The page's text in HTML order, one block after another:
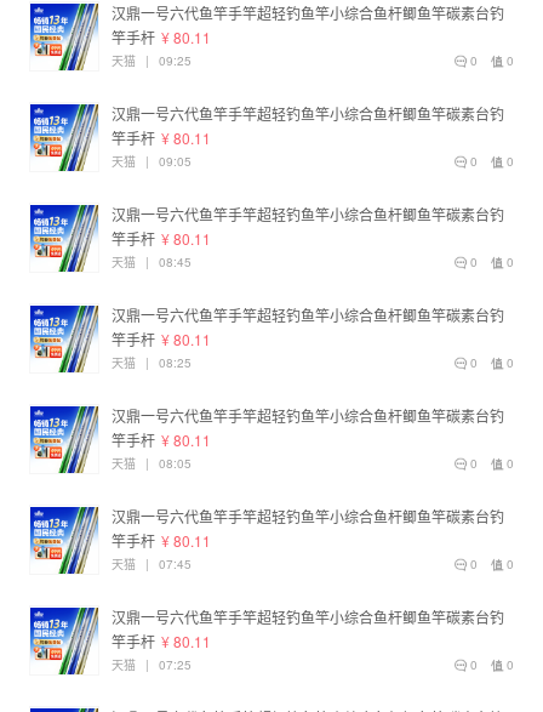
汉鼎一号六代鱼竿手竿超轻钓鱼竿小综合鱼杆鲫鱼竿碳素台钓
竿手杆 ¥ 80.11
0
0
天猫 | 09:25
汉鼎一号六代鱼竿手竿超轻钓鱼竿小综合鱼杆鲫鱼竿碳素台钓
竿手杆 ¥ 80.11
0
0
天猫 | 09:05
汉鼎一号六代鱼竿手竿超轻钓鱼竿小综合鱼杆鲫鱼竿碳素台钓
竿手杆 ¥ 80.11
0
0
天猫 | 08:45
汉鼎一号六代鱼竿手竿超轻钓鱼竿小综合鱼杆鲫鱼竿碳素台钓
竿手杆 ¥ 80.11
0
0
天猫 | 08:25
汉鼎一号六代鱼竿手竿超轻钓鱼竿小综合鱼杆鲫鱼竿碳素台钓
竿手杆 ¥ 80.11
0
0
天猫 | 08:05
汉鼎一号六代鱼竿手竿超轻钓鱼竿小综合鱼杆鲫鱼竿碳素台钓
竿手杆 ¥ 80.11
0
0
天猫 | 07:45
汉鼎一号六代鱼竿手竿超轻钓鱼竿小综合鱼杆鲫鱼竿碳素台钓
竿手杆 ¥ 80.11
0
0
天猫 | 07:25